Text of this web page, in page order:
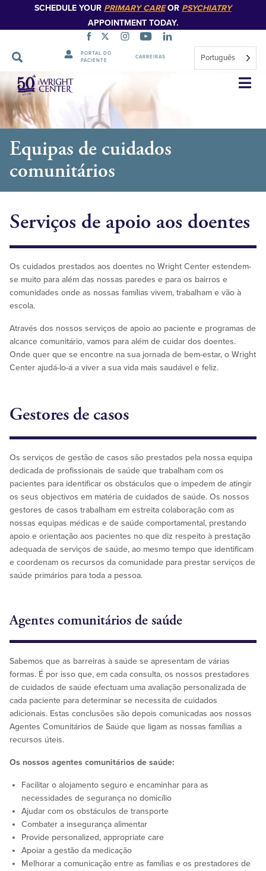
SCHEDULE YOUR PRIMARY CAREOR PSYCHIATRY
APPOINTMENT TODAY.
PORTAL DO
PACIENTE
CARREIRAS Português
Saltar
navegação
Equipas de cuidados
comunitários
Serviços de apoio aos doentes
Os cuidados prestados aos doentes no Wright Center estendem-
se muito para além das nossas paredes e para os bairros e
comunidades onde as nossas famílias vivem, trabalham e vão à
escola.
Através dos nossos serviços de apoio ao paciente e programas de
alcance comunitário, vamos para além de cuidar dos doentes.
Onde quer que se encontre na sua jornada de bem-estar, o Wright
Center ajudá-lo-á a viver a sua vida mais saudável e feliz.
Gestores de casos
Os serviços de gestão de casos são prestados pela nossa equipa
dedicada de profissionais de saúde que trabalham com os
pacientes para identificar os obstáculos que o impedem de atingir
os seus objectivos em matéria de cuidados de saúde. Os nossos
gestores de casos trabalham em estreita colaboração com as
nossas equipas médicas e de saúde comportamental, prestando
apoio e orientação aos pacientes no que diz respeito à prestação
adequada de serviços de saúde, ao mesmo tempo que identificam
e coordenam os recursos da comunidade para prestar serviços de
saúde primários para toda a pessoa.
Agentes comunitários de saúde
Sabemos que as barreiras à saúde se apresentam de várias
formas. É por isso que, em cada consulta, os nossos prestadores
de cuidados de saúde efectuam uma avaliação personalizada de
cada paciente para determinar se necessita de cuidados
adicionais. Estas conclusões são depois comunicadas aos nossos
Agentes Comunitários de Saúde que ligam as nossas famílias a
recursos úteis.
Os nossos agentes comunitários de saúde:
Facilitar o alojamento seguro e encaminhar para as
necessidades de segurança no domicílio
Ajudar com os obstáculos de transporte
Combater a insegurança alimentar
Provide personalized, appropriate care
Apoiar a gestão da medicação
Melhorar a comunicação entre as famílias e os prestadores de